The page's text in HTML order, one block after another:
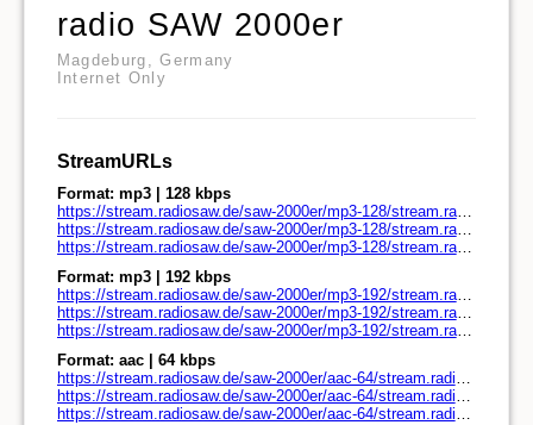
radio SAW 2000er
Magdeburg, Germany
Internet Only
StreamURLs
Format: mp3 | 128 kbps
https://stream.radiosaw.de/saw-2000er/mp3-128/stream.radiosaw.de/
https://stream.radiosaw.de/saw-2000er/mp3-128/stream.radiosaw.de/play.pls
https://stream.radiosaw.de/saw-2000er/mp3-128/stream.radiosaw.de/play.m3u
Format: mp3 | 192 kbps
https://stream.radiosaw.de/saw-2000er/mp3-192/stream.radiosaw.de/
https://stream.radiosaw.de/saw-2000er/mp3-192/stream.radiosaw.de/play.pls
https://stream.radiosaw.de/saw-2000er/mp3-192/stream.radiosaw.de/play.m3u
Format: aac | 64 kbps
https://stream.radiosaw.de/saw-2000er/aac-64/stream.radiosaw.de/
https://stream.radiosaw.de/saw-2000er/aac-64/stream.radiosaw.de/play.pls
https://stream.radiosaw.de/saw-2000er/aac-64/stream.radiosaw.de/play.m3u